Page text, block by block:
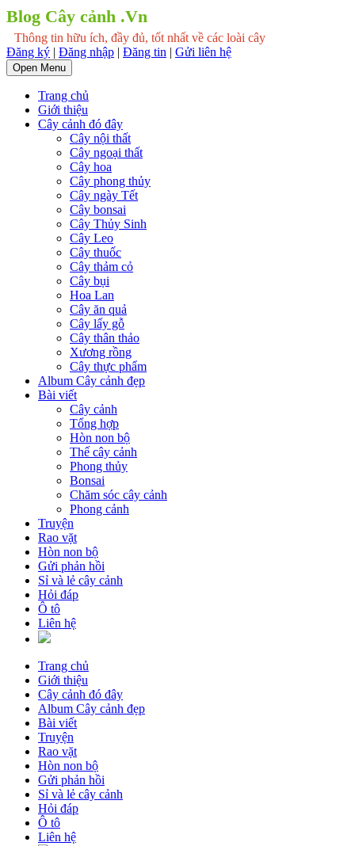
Blog Cây cảnh .Vn
Thông tin hữu ích, đầy đủ, tốt nhất về các loài cây
Đăng ký | Đăng nhập | Đăng tin | Gửi liên hệ
Open Menu
Trang chủ
Giới thiệu
Cây cảnh đó đây
Cây nội thất
Cây ngoại thất
Cây hoa
Cây phong thủy
Cây ngày Tết
Cây bonsai
Cây Thủy Sinh
Cây Leo
Cây thuốc
Cây thảm cỏ
Cây bụi
Hoa Lan
Cây ăn quả
Cây lấy gỗ
Cây thân thảo
Xương rồng
Cây thực phẩm
Album Cây cảnh đẹp
Bài viết
Cây cảnh
Tổng hợp
Hòn non bộ
Thế cây cảnh
Phong thủy
Bonsai
Chăm sóc cây cảnh
Phong cảnh
Truyện
Rao vặt
Hòn non bộ
Gửi phản hồi
Sỉ và lẻ cây cảnh
Hỏi đáp
Ô tô
Liên hệ
Trang chủ
Giới thiệu
Cây cảnh đó đây
Album Cây cảnh đẹp
Bài viết
Truyện
Rao vặt
Hòn non bộ
Gửi phản hồi
Sỉ và lẻ cây cảnh
Hỏi đáp
Ô tô
Liên hệ